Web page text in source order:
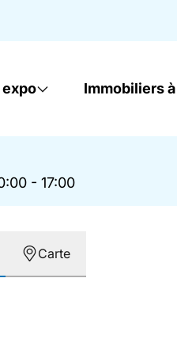
Immobiliers
- 17:00
Carte